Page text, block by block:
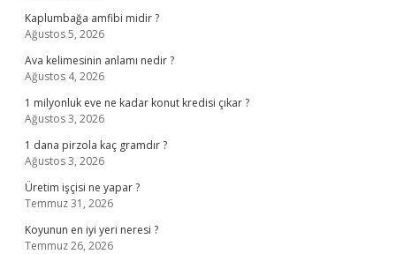
Kaplumbağa amfibi midir ?
Ağustos 5, 2026
Ava kelimesinin anlamı nedir ?
Ağustos 4, 2026
1 milyonluk eve ne kadar konut kredisi çıkar ?
Ağustos 3, 2026
1 dana pirzola kaç gramdır ?
Ağustos 3, 2026
Üretim işçisi ne yapar ?
Temmuz 31, 2026
Koyunun en iyi yeri neresi ?
Temmuz 26, 2026